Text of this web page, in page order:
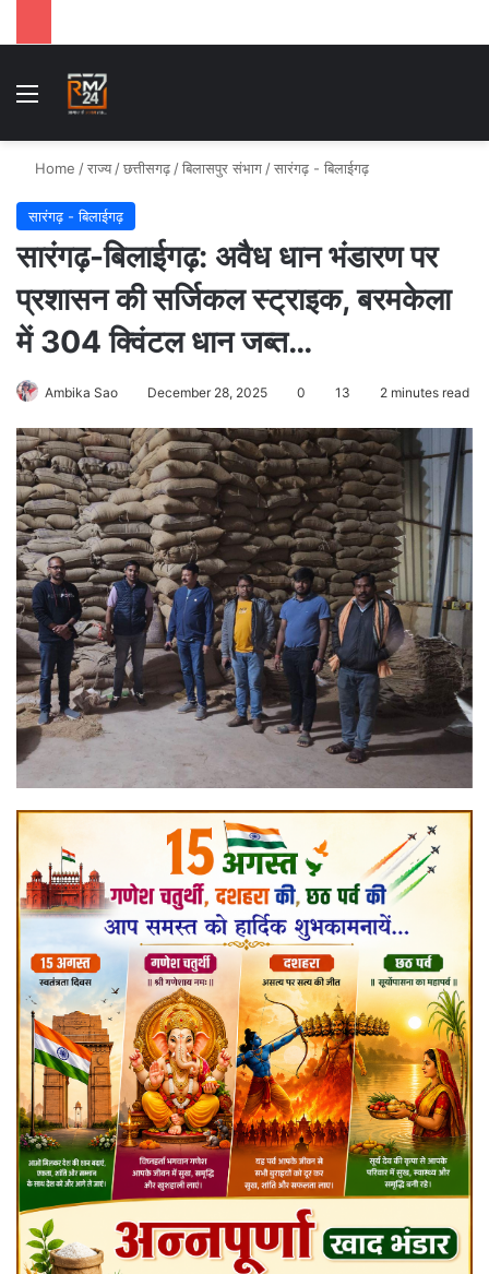
Menu
Home /राज्य /छत्तीसगढ़ /बिलासपुर संभाग /सारंगढ़ - बिलाईगढ़
सारंगढ़ - बिलाईगढ़
सारंगढ़-बिलाईगढ़: अवैध धान भंडारण पर
प्रशासन की सर्जिकल स्ट्राइक, बरमकेला
में 304 क्विंटल धान जब्त…
Ambika Sao December 28, 2025 0 13 2 minutes read